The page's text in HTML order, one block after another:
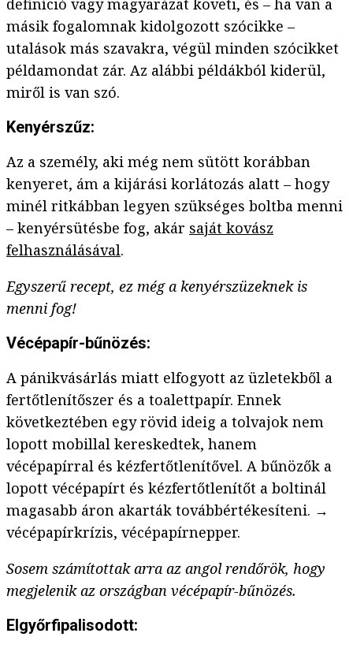
definíció vagy magyarázat követi, és – ha van a
másik fogalomnak kidolgozott szócikke –
utalások más szavakra, végül minden szócikket
példamondat zár. Az alábbi példákból kiderül,
miről is van szó.
Kenyérszűz:
Az a személy, aki még nem sütött korábban
kenyeret, ám a kijárási korlátozás alatt – hogy
minél ritkábban legyen szükséges boltba menni
– kenyérsütésbe fog, akár saját kovász
felhasználásával.
Egyszerű recept, ez még a kenyérszüzeknek is
menni fog!
Vécépapír-bűnözés:
A pánikvásárlás miatt elfogyott az üzletekből a
fertőtlenítőszer és a toalettpapír. Ennek
következtében egy rövid ideig a tolvajok nem
lopott mobillal kereskedtek, hanem
vécépapírral és kézfertőtlenítővel. A bűnözők a
lopott vécépapírt és kézfertőtlenítőt a boltinál
magasabb áron akarták továbbértékesíteni. →
vécépapírkrízis, vécépapírnepper.
Sosem számítottak arra az angol rendőrök, hogy
megjelenik az országban vécépapír-bűnözés.
Elgyőrfipalisodott: